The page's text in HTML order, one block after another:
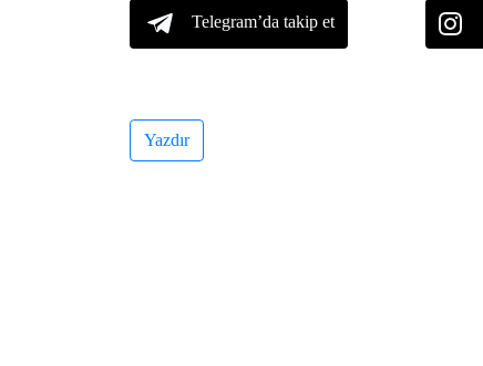
Telegram’da takip et
Yazdır